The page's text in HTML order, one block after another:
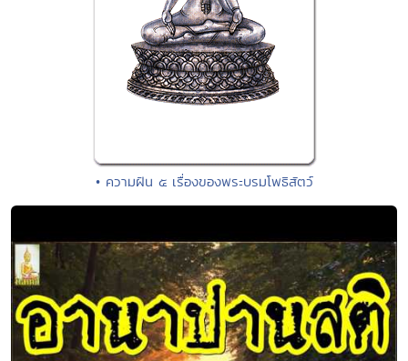
• ความฝัน ๕ เรื่องของพระบรมโพธิสัตว์